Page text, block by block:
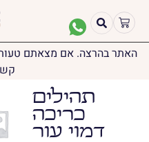
האתר בהרצה. אם מצאתם
תהילים
כריכה
דמוי עור